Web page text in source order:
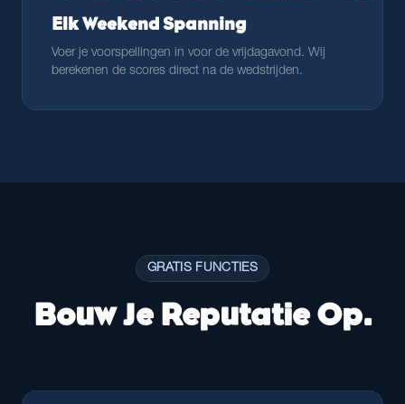
Elk Weekend Spanning
Voer je voorspellingen in voor de vrijdagavond. Wij
berekenen de scores direct na de wedstrijden.
GRATIS FUNCTIES
Bouw Je Reputatie Op.